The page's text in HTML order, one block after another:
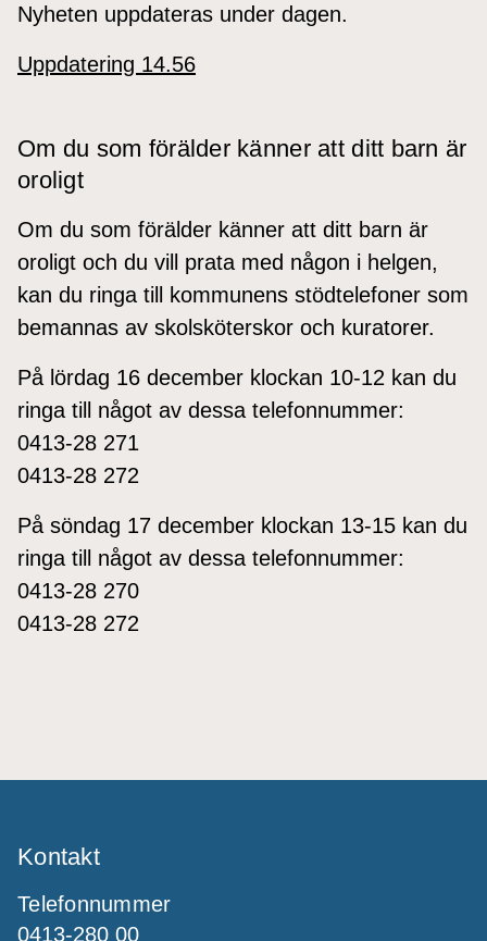
Nyheten uppdateras under dagen.
Uppdatering 14.56
Om du som förälder känner att ditt barn är
oroligt
Om du som förälder känner att ditt barn är
oroligt och du vill prata med någon i helgen,
kan du ringa till kommunens stödtelefoner som
bemannas av skolsköterskor och kuratorer.
På lördag 16 december klockan 10-12 kan du
ringa till något av dessa telefonnummer:
0413-28 271
0413-28 272
På söndag 17 december klockan 13-15 kan du
ringa till något av dessa telefonnummer:
0413-28 270
0413-28 272
Kontakt
Telefonnummer
0413-280 00